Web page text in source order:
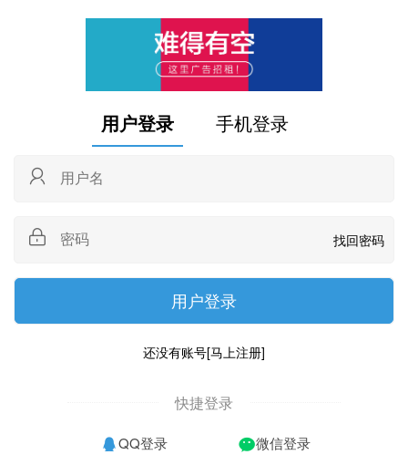
用户登录 手机登录
找回密码
还没有账号[马上注册]
快捷登录
QQ登录 微信登录